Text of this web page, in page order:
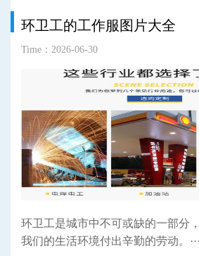
环卫工的工作服图片大全
Time：2026-06-30
环卫工是城市中不可或缺的一部分
我们的生活环境付出辛勤的劳动。···